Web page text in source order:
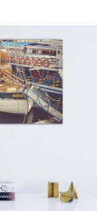
Adaugă
favorite